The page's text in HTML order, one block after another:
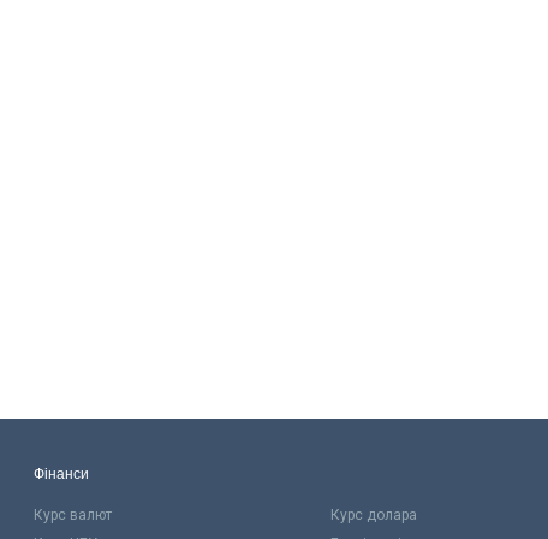
Фінанси
Курс валют Курс долара